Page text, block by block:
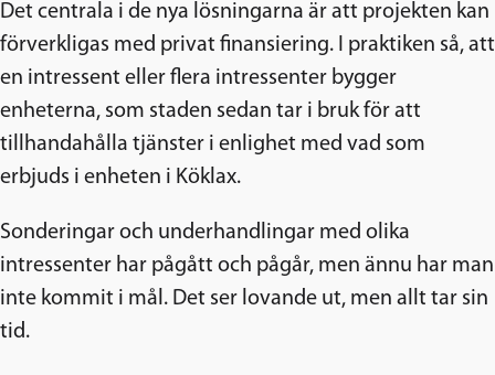
Det centrala i de nya lösningarna är att projekten kan
förverkligas med privat finansiering. I praktiken så, att
en intressent eller flera intressenter bygger
enheterna, som staden sedan tar i bruk för att
tillhandahålla tjänster i enlighet med vad som
erbjuds i enheten i Köklax.
Sonderingar och underhandlingar med olika
intressenter har pågått och pågår, men ännu har man
inte kommit i mål. Det ser lovande ut, men allt tar sin
tid.